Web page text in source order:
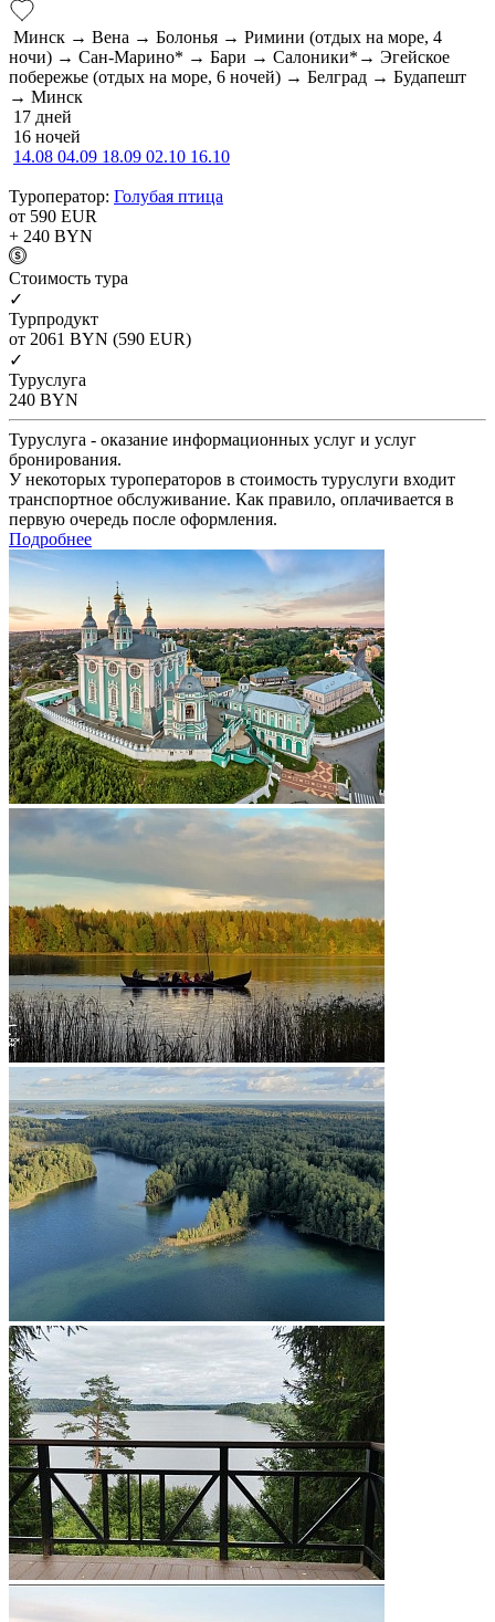
Минск → Вена → Болонья → Римини (отдых на море, 4
ночи) → Сан-Марино* → Бари → Салоники*→ Эгейское
побережье (отдых на море, 6 ночей) → Белград → Будапешт
→ Минск
17 дней
16 ночей
14.08 04.09 18.09 02.10 16.10
Туроператор: Голубая птица
от 590 EUR
+ 240 BYN
Cтоимость тура
✓
Турпродукт
от 2061 BYN (590 EUR)
✓
Туруслуга
240 BYN
Туруслуга - оказание информационных услуг и услуг
бронирования.
У некоторых туроператоров в стоимость туруслуги входит
транспортное обслуживание. Как правило, оплачивается в
первую очередь после оформления.
Подробнее